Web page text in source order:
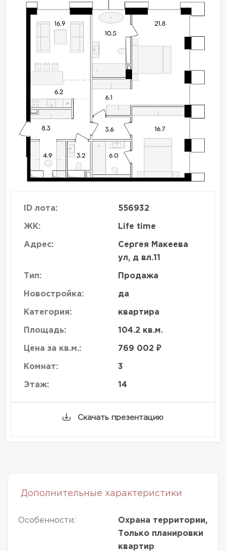
ID лота: 556932
ЖК: Life time
Адрес:
Сергея Макеева
ул, д вл.11
Тип: Продажа
Новостройка: да
Категория: квартира
Площадь: 104.2 кв.м.
Цена за кв.м.: 769 002 ₽
Комнат: 3
Этаж: 14
Скачать презентацию
Дополнительные характеристики
Особенности:
Охрана территории,
Только планировки
квартир